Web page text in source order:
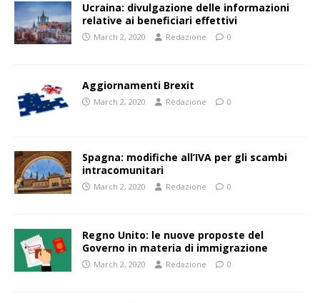
Ucraina: divulgazione delle informazioni
relative ai beneficiari effettivi
March 2, 2020 Redazione 0
Aggiornamenti Brexit
March 2, 2020 Redazione 0
Spagna: modifiche all’IVA per gli scambi
intracomunitari
March 2, 2020 Redazione 0
Regno Unito: le nuove proposte del
Governo in materia di immigrazione
March 2, 2020 Redazione 0